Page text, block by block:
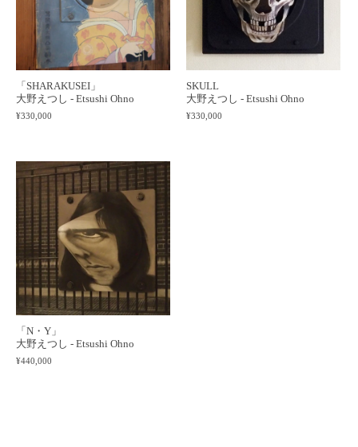
「SHARAKUSEI」
大野えつし - Etsushi Ohno
¥330,000
SKULL
大野えつし - Etsushi Ohno
¥330,000
「N・Y」
大野えつし - Etsushi Ohno
¥440,000